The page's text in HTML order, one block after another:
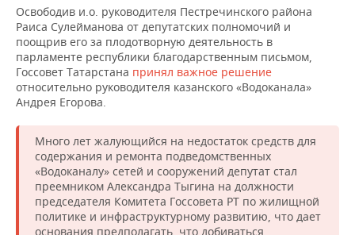
Освободив и.о. руководителя Пестречинского района
Раиса Сулейманова от депутатских полномочий и
поощрив его за плодотворную деятельность в
парламенте республики благодарственным письмом,
Госсовет Татарстана принял важное решение
относительно руководителя казанского «Водоканала»
Андрея Егорова.
Много лет жалующийся на недостаток средств для
содержания и ремонта подведомственных
«Водоканалу» сетей и сооружений депутат стал
преемником Александра Тыгина на должности
председателя Комитета Госсовета РТ по жилищной
политике и инфраструктурному развитию, что дает
основания предполагать, что добиваться